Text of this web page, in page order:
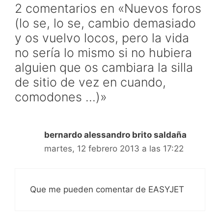
2 comentarios en «Nuevos foros
(lo se, lo se, cambio demasiado
y os vuelvo locos, pero la vida
no sería lo mismo si no hubiera
alguien que os cambiara la silla
de sitio de vez en cuando,
comodones …)»
bernardo alessandro brito saldaña
martes, 12 febrero 2013 a las 17:22
Que me pueden comentar de EASYJET